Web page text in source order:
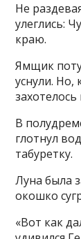
Не
улеглись:
краю.
Ямщик
уснули. Но,
В
глотнул
табуретку.
Луна была
окошко
«Вот как